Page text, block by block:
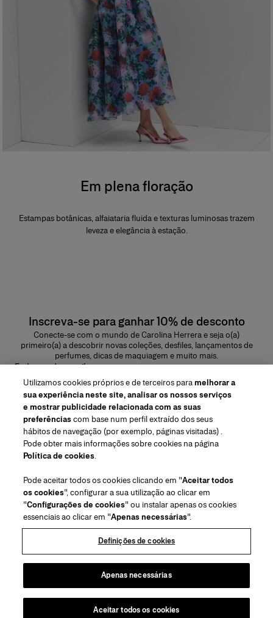
Em plena floração
Estampas botânicas, alfaiataria fluida e texturas luminosas trazem
leveza e elegância à estação.
Inscreva-se para ganhar 10% de desconto
Conecte-se com o mundo de Carolina Herrera e seja o(a)
primeiro(a) a descobrir novas coleções, desfiles, lançamentos de
perfumes, dicas de maquiagem e muito mais.
Endereço de e-mail
ENVIAR
Região/Idioma
Atendimiento ao cliente
Encontrar uma loja
Fale conosco
Envios e devoluções de Beleza
Envios e Devoluções de Moda
Acompanhe seu pedido
Serviço para embalagem para presente
Centro de preferências
Sobre nós
House of Herrera
Carolina Herrera for Women in the Arts
Puig
(abre em uma nova guia)
chcarolinaherrera.com
(abre em uma nova guia)
Termos e Condições
Beauty Termos e Condições de Venda
Moda Termos e Condições de Venda
VTO Data Processing Notice
Política de Privacidade
Política de cookies
Direitos de autor 2026 Carolina Herrera
Utilizamos cookies próprios e de terceiros paramelhorar a
sua experiência neste site, analisar os nossos serviços
e mostrar publicidade relacionada com as suas
preferênciascom base num perfil extraído dos seus
hábitos de navegação (por exemplo, páginas visitadas) .
Pode obter mais informações sobre cookies na página
Política de cookies.
Pode aceitar todos os cookies clicando em "Aceitar todos
os cookies", configurar a sua utilização ao clicar em
"Configurações de cookies" ou instalar apenas os cookies
essenciais ao clicar em "Apenas necessárias".
Definições de cookies
Apenas necessárias
Aceitar todos os cookies